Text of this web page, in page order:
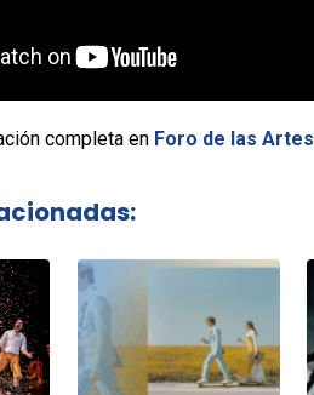
completa en Foro de las Artes